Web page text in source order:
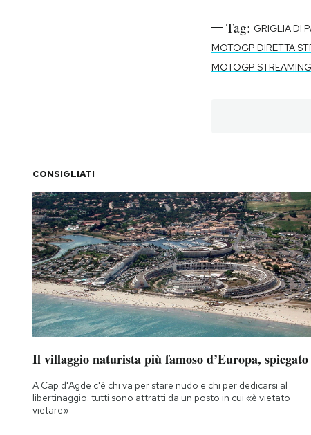
Tag: GRIGLIA DI
MOTOGP DIRETTA
MOTOGP STREAMING
CONSIGLIATI
Il villaggio naturista più famoso d’Europa, spiegato
A Cap d'Agde c'è chi va per stare nudo e chi per dedicarsi al
libertinaggio: tutti sono attratti da un posto in cui «è vietato
vietare»